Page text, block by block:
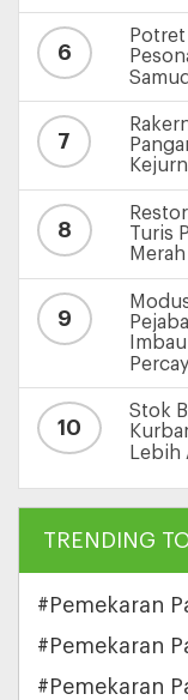
6
7
8
Turis
Merah
9
10
Stok
Lebih
TRENDING
#Pemekaran
#Pemekaran
#Pemekaran